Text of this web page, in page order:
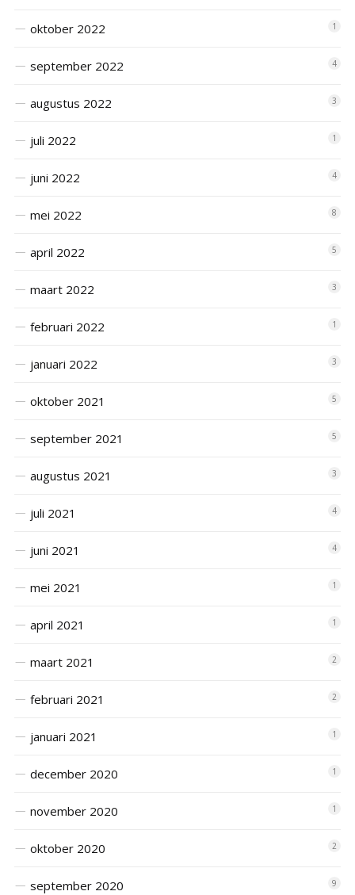
oktober 2022 1
september 2022 4
augustus 2022 3
juli 2022 1
juni 2022 4
mei 2022 8
april 2022 5
maart 2022 3
februari 2022 1
januari 2022 3
oktober 2021 5
september 2021 5
augustus 2021 3
juli 2021 4
juni 2021 4
mei 2021 1
april 2021 1
maart 2021 2
februari 2021 2
januari 2021 1
december 2020 1
november 2020 1
oktober 2020 2
september 2020 9